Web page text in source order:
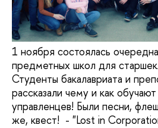
1 ноября состоялась
предметных школ для
Студенты бакалавриата и
рассказали чему и как
управленцев! Были песни,
же, квест! - "Lost in